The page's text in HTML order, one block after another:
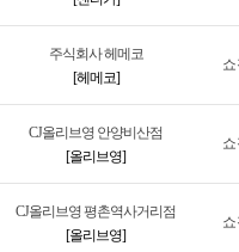
주식회사 헤메코
[헤메코]
CJ올리브영 안양비산점
[올리브영]
CJ올리브영 평촌역사거리점
[올리브영]